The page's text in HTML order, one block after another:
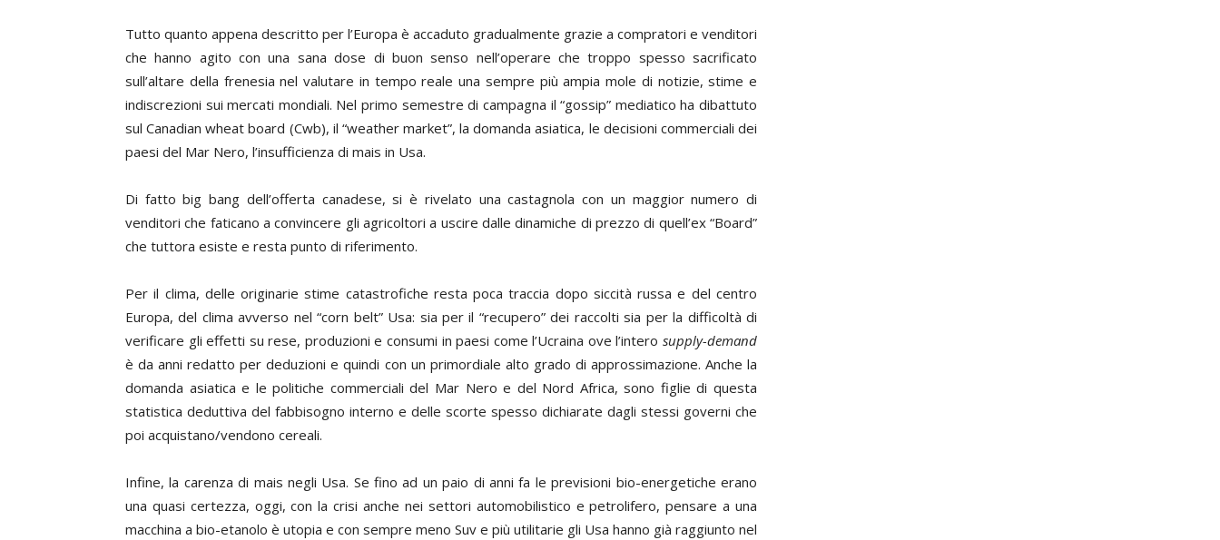
Tutto quanto appena descritto per l’Europa è accaduto gradualmente grazie a compratori e venditori
che hanno agito con una sana dose di buon senso nell’operare che troppo spesso sacrificato
sull’altare della frenesia nel valutare in tempo reale una sempre più ampia mole di notizie, stime e
indiscrezioni sui mercati mondiali. Nel primo semestre di campagna il “gossip” mediatico ha dibattuto
sul Canadian wheat board (Cwb), il “weather market”, la domanda asiatica, le decisioni commerciali dei
paesi del Mar Nero, l’insufficienza di mais in Usa.
Di fatto big bang dell’offerta canadese, si è rivelato una castagnola con un maggior numero di
venditori che faticano a convincere gli agricoltori a uscire dalle dinamiche di prezzo di quell’ex “Board”
che tuttora esiste e resta punto di riferimento.
Per il clima, delle originarie stime catastrofiche resta poca traccia dopo siccità russa e del centro
Europa, del clima avverso nel “corn belt” Usa: sia per il “recupero” dei raccolti sia per la difficoltà di
verificare gli effetti su rese, produzioni e consumi in paesi come l’Ucraina ove l’intero supply-demand
è da anni redatto per deduzioni e quindi con un primordiale alto grado di approssimazione. Anche la
domanda asiatica e le politiche commerciali del Mar Nero e del Nord Africa, sono figlie di questa
statistica deduttiva del fabbisogno interno e delle scorte spesso dichiarate dagli stessi governi che
poi acquistano/vendono cereali.
Infine, la carenza di mais negli Usa. Se fino ad un paio di anni fa le previsioni bio-energetiche erano
una quasi certezza, oggi, con la crisi anche nei settori automobilistico e petrolifero, pensare a una
macchina a bio-etanolo è utopia e con sempre meno Suv e più utilitarie gli Usa hanno già raggiunto nel